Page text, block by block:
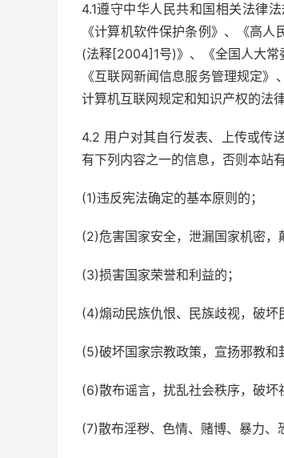
4.1遵守中华人民共和国相关法律
《计算机软件保护条例》、《高
(法释[2004]1号)》、《全国人大常
《互联网新闻信息服务管理规定
计算机互联网规定和知识产权的法
4.2 用户对其自行发表、上传或传
有下列内容之一的信息，否则本站
(1)违反宪法确定的基本原则的；
(2)危害国家安全，泄漏国家机密，
(3)损害国家荣誉和利益的；
(4)煽动民族仇恨、民族歧视，破坏
(5)破坏国家宗教政策，宣扬邪教和
(6)散布谣言，扰乱社会秩序，破坏
(7)散布淫秽、色情、赌博、暴力、